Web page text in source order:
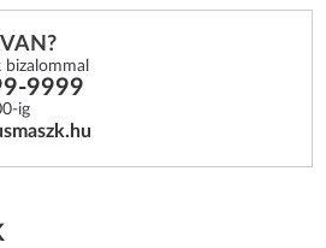
VAN?
bizalommal
9999
ig